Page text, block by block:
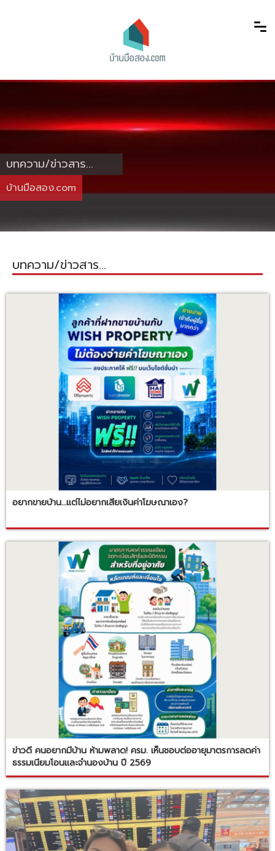
บทความ/ข่าวสาร...
บ้านมือสอง.com
บทความ/ข่าวสาร...
อยากขายบ้าน…แต่ไม่อยากเสียเงินค่าโฆษณาเอง?
ข่าวดี คนอยากมีบ้าน ห้ามพลาด! ครม. เห็นชอบต่ออายุมาตรการลดค่า
ธรรมเนียมโอนและจำนองบ้าน ปี 2569